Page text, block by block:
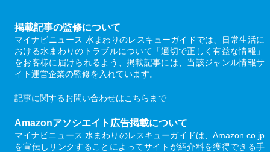
掲載記事の監修について
マイナビニュース 水まわりのレスキューガイドでは、日常生活に
おける水まわりのトラブルについて「適切で正しく有益な情報」
をお客様に届けられるよう、掲載記事には、当該ジャンル情報サ
イト運営企業の監修を入れています。
記事に関するお問い合わせはこちら まで
Amazonアソシエイト広告掲載について
マイナビニュース 水まわりのレスキューガイドは、Amazon.co.jp
を宣伝しリンクすることによってサイトが紹介料を獲得できる手